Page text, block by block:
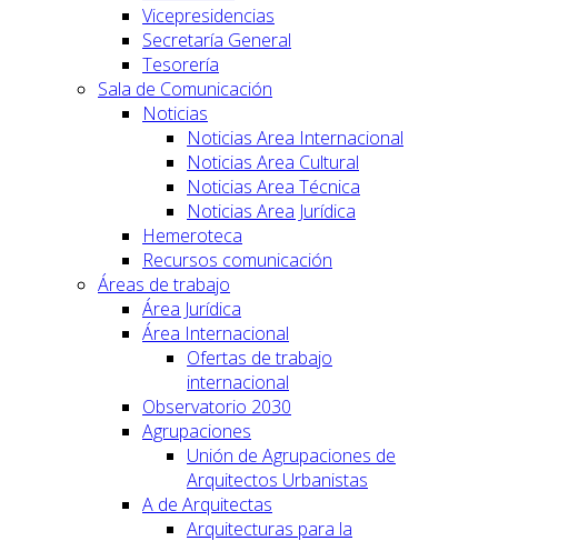
Vicepresidencias
Secretaría General
Tesorería
Sala de Comunicación
Noticias
Noticias Area Internacional
Noticias Area Cultural
Noticias Area Técnica
Noticias Area Jurídica
Hemeroteca
Recursos comunicación
Áreas de trabajo
Área Jurídica
Área Internacional
Ofertas de trabajo
internacional
Observatorio 2030
Agrupaciones
Unión de Agrupaciones de
Arquitectos Urbanistas
A de Arquitectas
Arquitecturas para la